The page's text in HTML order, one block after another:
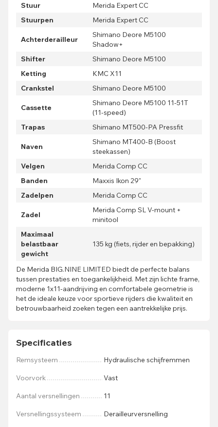
Stuur
Merida Expert CC
Stuurpen
Merida Expert CC
Achterderailleur
Shimano Deore M5100
Shadow+
Shifter
Shimano Deore M5100
Ketting
KMC X11
Crankstel
Shimano Deore M5100
Cassette
Shimano Deore M5100 11-51T
(11-speed)
Trapas
Shimano MT500-PA Pressfit
Naven
Shimano MT400-B (Boost
steekassen)
Velgen
Merida Comp CC
Banden
Maxxis Ikon 29"
Zadelpen
Merida Comp CC
Zadel
Merida Comp SL V-mount +
minitool
Maximaal
belastbaar
gewicht
135 kg (fiets, rijder en bepakking)
De Merida BIG.NINE LIMITED biedt de perfecte balans
tussen prestaties en toegankelijkheid. Met zijn lichte frame,
moderne 1x11-aandrijving en comfortabele geometrie is
het de ideale keuze voor sportieve rijders die kwaliteit en
betrouwbaarheid zoeken tegen een aantrekkelijke prijs.
Specificaties
Remsysteem Hydraulische schijfremmen
Voorvork Vast
Aantal versnellingen 11
Versnellingssysteem Derailleurversnelling